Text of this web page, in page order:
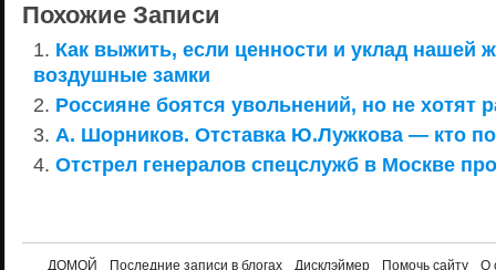
Похожие Записи
Как выжить, если ценности и уклад нашей
воздушные замки
Россияне боятся увольнений, но не хотят
А. Шорников. Отставка Ю.Лужкова — кто
Отстрел генералов спецслужб в Москве
ДОМОЙ Последние записи в блогах Дисклэймер Помочь сайту О